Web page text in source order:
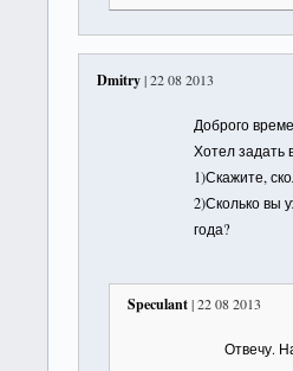
Dmitry| 22 08 2013
Доброго
Хотел задать
1)Скажите,
2)Сколько вы
года?
Speculant| 22 08 2013
Отвечу.